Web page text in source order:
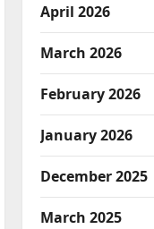
April 2026
March 2026
February 2026
January 2026
December 2025
March 2025